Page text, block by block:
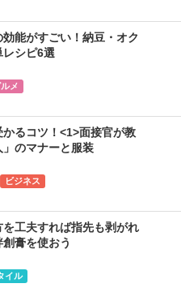
能がすごい！納豆・オク
レシピ6選
メ
るコツ！<1>面接官が教
」のマナーと服装
ビジネス
工夫すれば指先も剥がれ
膏を使おう
イル